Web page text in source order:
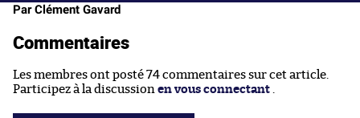
Par Clément Gavard
Commentaires
Les membres ont posté 74 commentaires sur cet article.
Participez à la discussion en vous connectant .